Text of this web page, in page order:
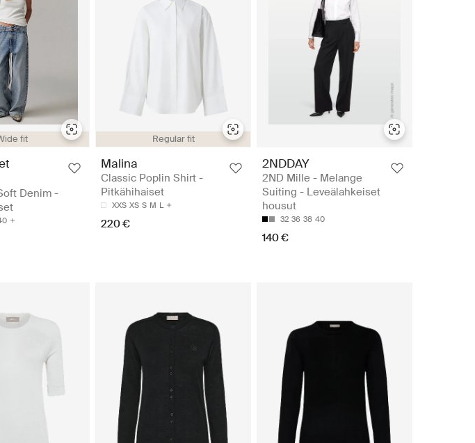
fit
Denim -
Regular fit
Malina
Classic Poplin Shirt -
Pitkähihaiset
XXS XS S M L
220 €
2NDDAY
2ND Mille - Melange
Suiting - Leveälahkeiset
housut
32 36 38 40
140 €